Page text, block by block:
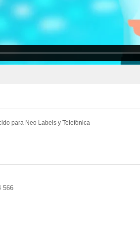
para Neo Labels y Telefónica
566